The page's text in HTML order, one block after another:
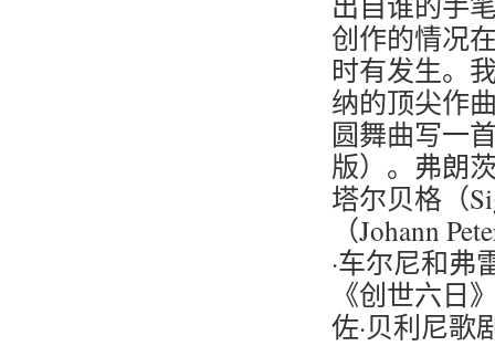
创作的情况
时有发生。
纳的顶尖作
圆舞曲写一
版）。弗朗
塔尔贝格（
（Johann
·车尔尼和弗
《创世六日
佐·贝利尼歌